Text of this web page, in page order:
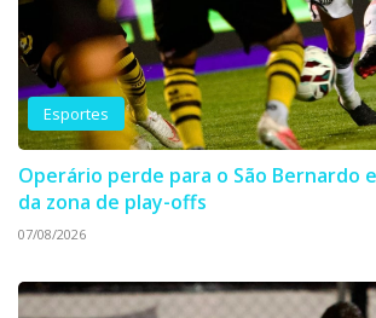
Esportes
Operário perde para o São Bernardo
da zona de play-offs
07/08/2026